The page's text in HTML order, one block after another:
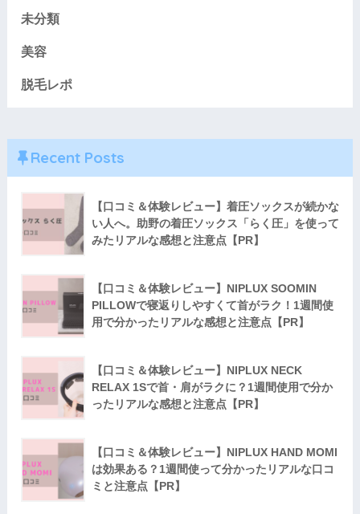
未分類
美容
脱毛レポ
Recent Posts
【口コミ＆体験レビュー】着圧ソックスが続かな
い人へ。助野の着圧ソックス「らく圧」を使って
みたリアルな感想と注意点【PR】
【口コミ＆体験レビュー】NIPLUX SOOMIN
PILLOWで寝返りしやすくて首がラク！1週間使
用で分かったリアルな感想と注意点【PR】
【口コミ＆体験レビュー】NIPLUX NECK
RELAX 1Sで首・肩がラクに？1週間使用で分か
ったリアルな感想と注意点【PR】
【口コミ＆体験レビュー】NIPLUX HAND MOMI
は効果ある？1週間使って分かったリアルな口コ
ミと注意点【PR】